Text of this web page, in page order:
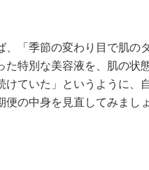
、「季節の変わり目で肌の
た特別な美容液を、肌の状
けていた」というように、
便の中身を見直してみましょ